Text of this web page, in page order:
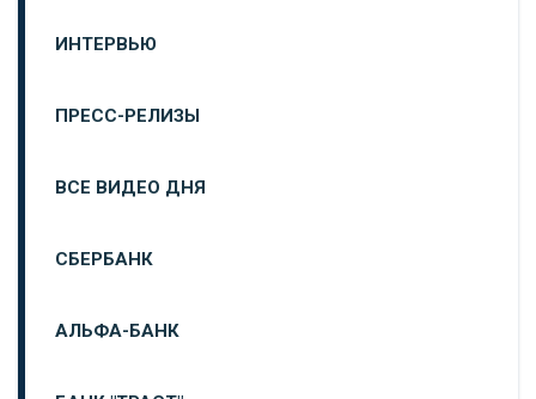
ИНТЕРВЬЮ
ПРЕСС-РЕЛИЗЫ
ВСЕ ВИДЕО ДНЯ
СБЕРБАНК
АЛЬФА-БАНК